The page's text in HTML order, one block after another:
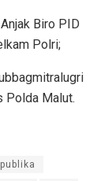
Biro PID
Polri;
Polda Malut.